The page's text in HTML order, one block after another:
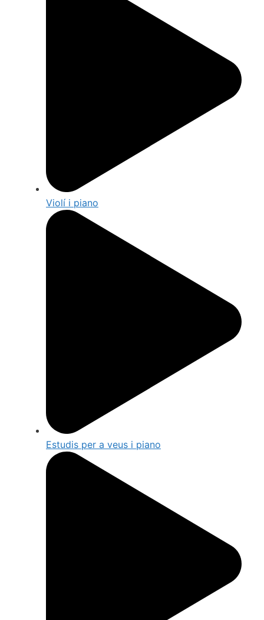
Violí i piano
Estudis per a veus i piano